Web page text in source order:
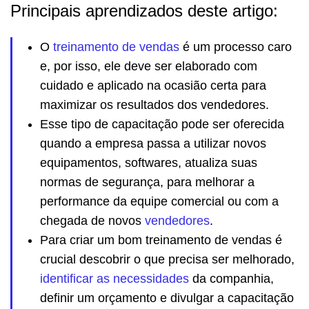
Principais aprendizados deste artigo:
O treinamento de vendas é um processo caro
e, por isso, ele deve ser elaborado com
cuidado e aplicado na ocasião certa para
maximizar os resultados dos vendedores.
Esse tipo de capacitação pode ser oferecida
quando a empresa passa a utilizar novos
equipamentos, softwares, atualiza suas
normas de segurança, para melhorar a
performance da equipe comercial ou com a
chegada de novos vendedores.
Para criar um bom treinamento de vendas é
crucial descobrir o que precisa ser melhorado,
identificar as necessidades da companhia,
definir um orçamento e divulgar a capacitação